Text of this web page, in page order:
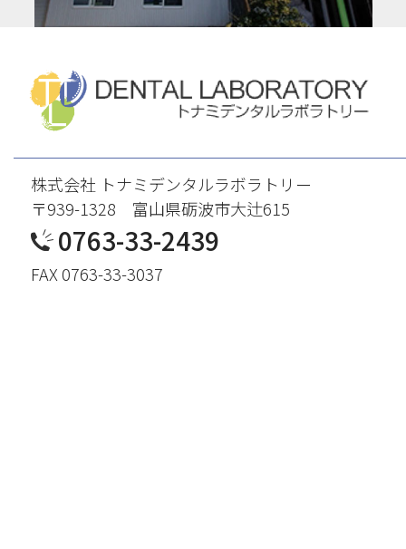
株式会社 トナミデンタルラボラトリー
〒939-1328 富山県砺波市大辻615
0763-33-2439
FAX 0763-33-3037